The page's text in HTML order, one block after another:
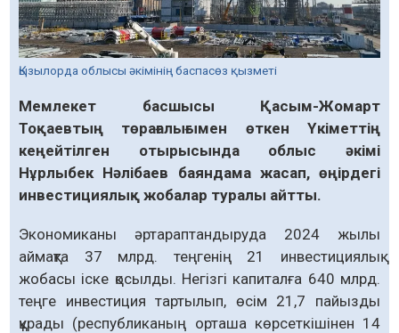
Қызылорда облысы әкімінің баспасөз қызметі
Мемлекет басшысы Қасым-Жомарт
Тоқаевтың төрағалығымен өткен Үкіметтің
кеңейтілген отырысында облыс әкімі
Нұрлыбек Нәлібаев баяндама жасап, өңірдегі
инвестициялық жобалар туралы айтты.
Экономиканы әртараптандыруда 2024 жылы
аймақта 37 млрд. теңгенің 21 инвестициялық
жобасы іске қосылды. Негізгі капиталға 640 млрд.
теңге инвестиция тартылып, өсім 21,7 пайызды
құрады (республиканың орташа көрсеткішінен 14